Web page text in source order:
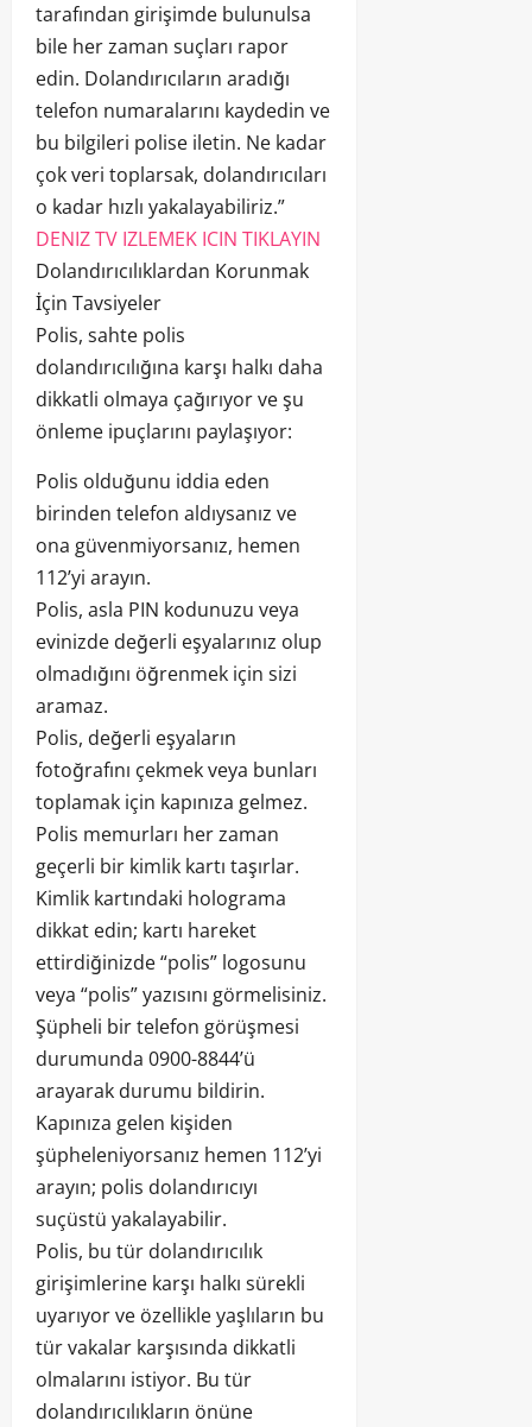
tarafından girişimde bulunulsa
bile her zaman suçları rapor
edin. Dolandırıcıların aradığı
telefon numaralarını kaydedin ve
bu bilgileri polise iletin. Ne kadar
çok veri toplarsak, dolandırıcıları
o kadar hızlı yakalayabiliriz.”
DENIZ TV IZLEMEK ICIN TIKLAYIN
Dolandırıcılıklardan Korunmak
İçin Tavsiyeler
Polis, sahte polis
dolandırıcılığına karşı halkı daha
dikkatli olmaya çağırıyor ve şu
önleme ipuçlarını paylaşıyor:
Polis olduğunu iddia eden
birinden telefon aldıysanız ve
ona güvenmiyorsanız, hemen
112’yi arayın.
Polis, asla PIN kodunuzu veya
evinizde değerli eşyalarınız olup
olmadığını öğrenmek için sizi
aramaz.
Polis, değerli eşyaların
fotoğrafını çekmek veya bunları
toplamak için kapınıza gelmez.
Polis memurları her zaman
geçerli bir kimlik kartı taşırlar.
Kimlik kartındaki holograma
dikkat edin; kartı hareket
ettirdiğinizde “polis” logosunu
veya “polis” yazısını görmelisiniz.
Şüpheli bir telefon görüşmesi
durumunda 0900-8844’ü
arayarak durumu bildirin.
Kapınıza gelen kişiden
şüpheleniyorsanız hemen 112’yi
arayın; polis dolandırıcıyı
suçüstü yakalayabilir.
Polis, bu tür dolandırıcılık
girişimlerine karşı halkı sürekli
uyarıyor ve özellikle yaşlıların bu
tür vakalar karşısında dikkatli
olmalarını istiyor. Bu tür
dolandırıcılıkların önüne